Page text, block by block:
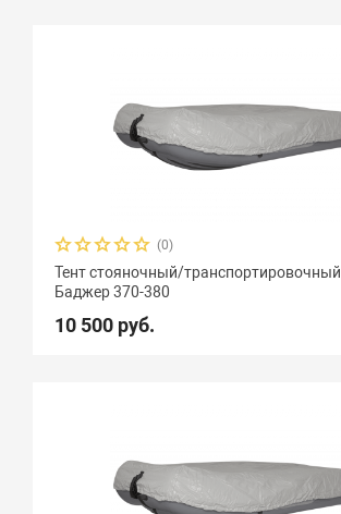
(0)
Тент стояночный/транспортировочный
Баджер 370-380
10 500 руб.